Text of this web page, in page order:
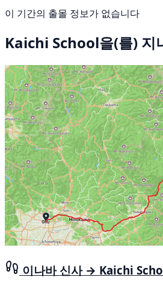
이 기간의 출몰 정보가 없습니다
Kaichi School을(를) 지
이나바 신사 → Kaichi